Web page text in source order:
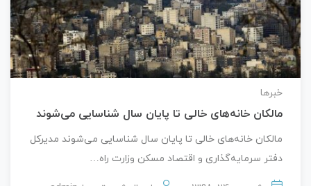
خبرها
مالکان خانه‌های خالی تا پایان سال شناسایی می‌شوند
مالکان خانه‌های خالی تا پایان سال شناسایی می‌شوند مدیرکل
دفتر سرمایه‌گذاری و اقتصاد مسکن وزارت راه…